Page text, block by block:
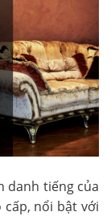
danh tiếng của
nổi bật với